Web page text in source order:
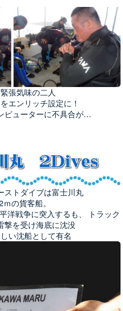
張気味の二人
エンリッチ設定に！
ピューターに不具合が…
ストダイブは富士川丸
の貨客船。
洋戦争に突入するも、 トラック
撃を受け海底に沈没
い沈船として有名